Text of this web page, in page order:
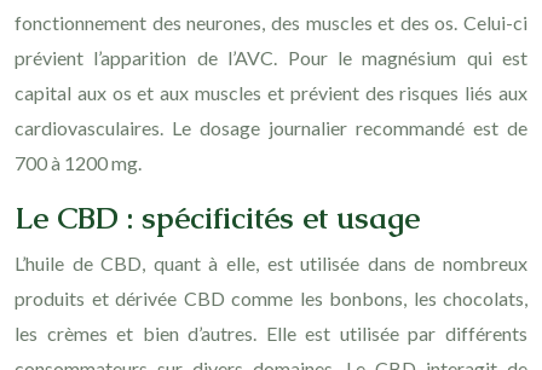
fonctionnement des neurones, des muscles et des os. Celui-ci
prévient l’apparition de l’AVC. Pour le magnésium qui est
capital aux os et aux muscles et prévient des risques liés aux
cardiovasculaires. Le dosage journalier recommandé est de
700 à 1200 mg.
Le CBD : spécificités et usage
L’huile de CBD, quant à elle, est utilisée dans de nombreux
produits et dérivée CBD comme les bonbons, les chocolats,
les crèmes et bien d’autres. Elle est utilisée par différents